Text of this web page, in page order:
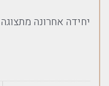
יחידה אחרונה